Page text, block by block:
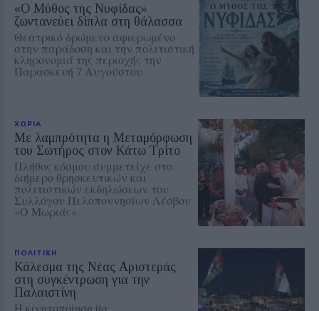
«Ο Μύθος της Νυφίδας»
ζωντανεύει δίπλα στη θάλασσα
Θεατρικό δρώμενο αφιερωμένο
στην παράδοση και την πολιτιστική
κληρονομιά της περιοχής την
Παρασκευή 7 Αυγούστου
ΧΩΡΙΑ
Με λαμπρότητα η Μεταμόρφωση
του Σωτήρος στον Κάτω Τρίτο
Πλήθος κόσμου συμμετείχε στο
διήμερο θρησκευτικών και
πολιτιστικών εκδηλώσεων του
Συλλόγου Πελοποννησίων Λέσβου
«Ο Μωριάς»
ΠΟΛΙΤΙΚΗ
Κάλεσμα της Νέας Αριστεράς
στη συγκέντρωση για την
Παλαιστίνη
Η κινητοποίηση θα